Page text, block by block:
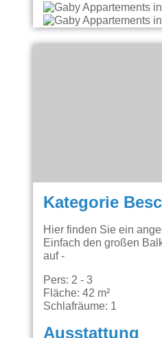
Kategorie
Hier finden Sie ein
Einfach den großen
auf -
Pers: 2 - 3
Fläche: 42 m²
Schlafräume: 1
Ausstattung